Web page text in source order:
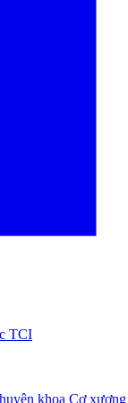
TCI
khoa Cơ